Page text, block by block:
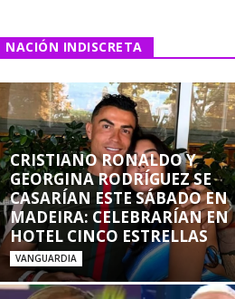
NACIÓN INDISCRETA
CRISTIANO RONALDO Y
GEORGINA RODRÍGUEZ SE
CASARÍAN ESTE SÁBADO EN
MADEIRA: CELEBRARÍAN EN
HOTEL CINCO ESTRELLAS
VANGUARDIA